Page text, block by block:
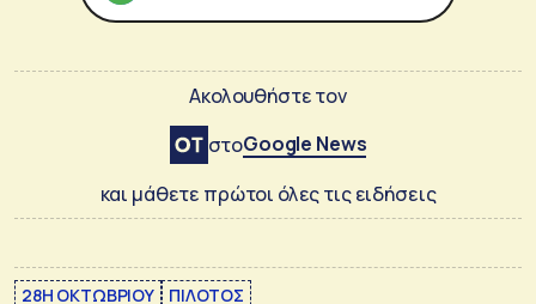
Ακολουθήστε τον
στοGoogle News
και μάθετε πρώτοι όλες τις ειδήσεις
28Η ΟΚΤΩΒΡΙΟΥ ΠΙΛΟΤΟΣ